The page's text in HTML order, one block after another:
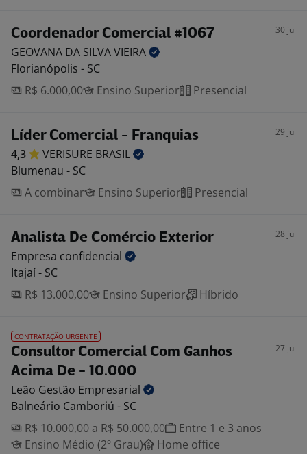
Coordenador Comercial #1067 30 jul
GEOVANA DA SILVAVIEIRA
Florianópolis - SC
R$ 6.000,00
Ensino Superior Presencial
Líder Comercial - Franquias 29 jul
4,3 VERISURE BRASIL
Blumenau - SC
A combinar
Ensino Superior Presencial
Analista De Comércio Exterior 28 jul
Empresa confidencial
Itajaí - SC
R$ 13.000,00
Ensino Superior Híbrido
CONTRATAÇÃO URGENTE
Consultor Comercial Com Ganhos
Acima De - 10.000
27 jul
Leão Gestão Empresarial
Balneário Camboriú - SC
R$ 10.000,00 a R$ 50.000,00
Entre 1 e 3 anos
Ensino Médio (2º Grau)
Home office